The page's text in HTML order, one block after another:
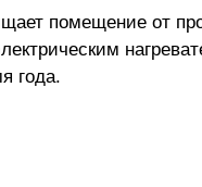
помещение от
года.